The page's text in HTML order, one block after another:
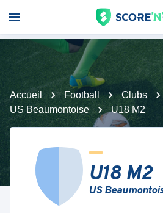
Accueil Football Clubs
US Beaumontoise
U18 M2
U18 M2
US